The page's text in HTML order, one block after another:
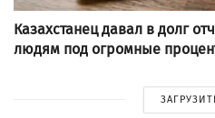
Казахстанец давал в долг
людям под огромные